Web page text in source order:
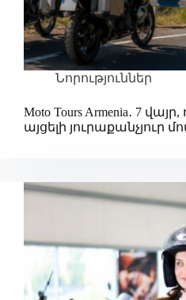
Նորություններ
Moto Tours Armenia․ 7
այցելի յուրաքանչյուր